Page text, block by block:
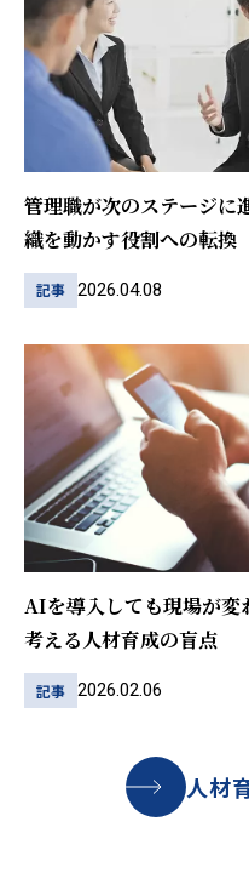
管理職が次のステージに
織を動かす役割への転換
記事 2026.04.08
AIを導入しても現場が変
考える人材育成の盲点
記事 2026.02.06
人材